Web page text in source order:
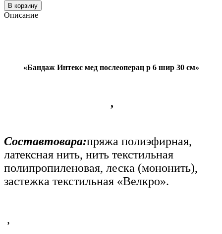
В корзину
Описание
«Бандаж Интекс мед послеоперац р 6 шир 30 см»
,
Составтовара:пряжа полиэфирная,
латексная нить, нить текстильная
полипропиленовая, леска (мононить),
застежка текстильная «Велкро».
,